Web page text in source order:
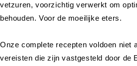
vetzuren, voorzichtig verwerkt om
behouden. Voor de moeilijke eters.
Onze complete recepten voldoen niet
vereisten die zijn vastgesteld door de